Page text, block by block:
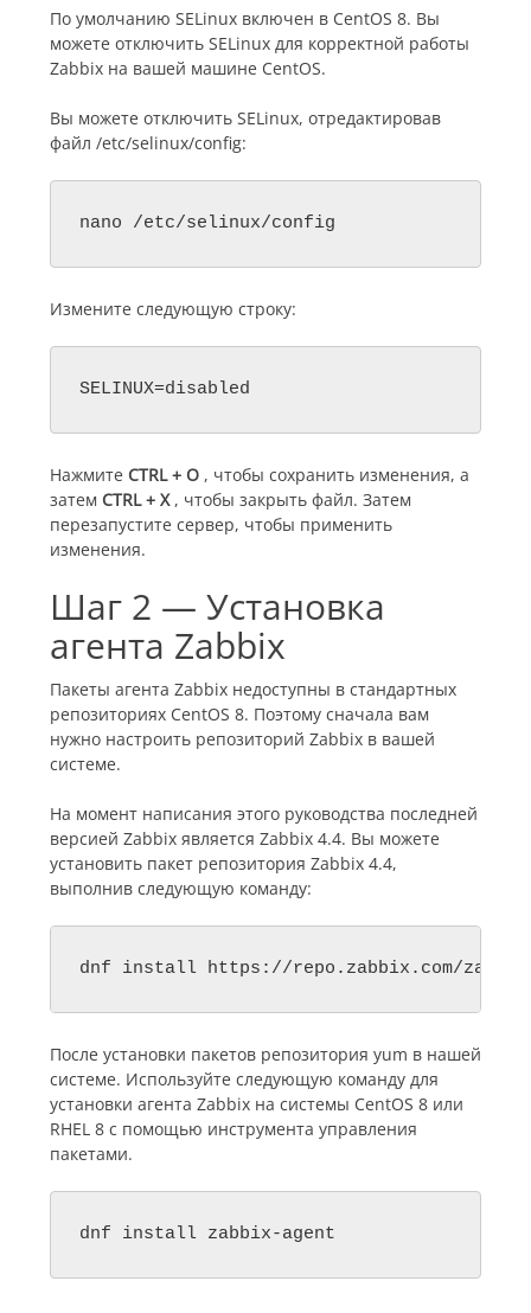
По умолчанию SELinux включен в CentOS 8. Вы
можете отключить SELinux для корректной работы
Zabbix на вашей машине CentOS.
Вы можете отключить SELinux, отредактировав
файл /etc/selinux/config:
Измените следующую строку:
Нажмите CTRL + O , чтобы сохранить изменения, а
затем CTRL + X, чтобы закрыть файл. Затем
перезапустите сервер, чтобы применить
изменения.
Шаг 2 — Установка
агента Zabbix
Пакеты агента Zabbix недоступны в стандартных
репозиториях CentOS 8. Поэтому сначала вам
нужно настроить репозиторий Zabbix в вашей
системе.
На момент написания этого руководства последней
версией Zabbix является Zabbix 4.4. Вы можете
установить пакет репозитория Zabbix 4.4,
выполнив следующую команду:
После установки пакетов репозитория yum в нашей
системе. Используйте следующую команду для
установки агента Zabbix на системы CentOS 8 или
RHEL 8 с помощью инструмента управления
пакетами.